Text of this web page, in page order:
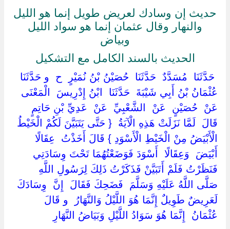
حديث إن وسادك لعريض طويل إنما هو الليل
والنهار وقال عثمان إنما هو سواد الليل
وبياض
الحديث بالسند الكامل مع التشكيل
‏ ‏حَدَّثَنَا ‏ ‏مُسَدَّدٌ ‏ ‏حَدَّثَنَا ‏ ‏حُصَيْنُ بْنُ نُمَيْرٍ ‏ ‏ح ‏ ‏و حَدَّثَنَا ‏
‏عُثْمَانُ بْنُ أَبِي شَيْبَةَ ‏ ‏حَدَّثَنَا ‏ ‏ابْنُ إِدْرِيسَ ‏ ‏الْمَعْنَى ‏
‏عَنْ ‏ ‏حُصَيْنٍ ‏ ‏عَنْ ‏ ‏الشَّعْبِيِّ ‏ ‏عَنْ ‏ ‏عَدِيِّ بْنِ حَاتِمٍ ‏
‏قَالَ ‏ ‏لَمَّا نَزَلَتْ هَذِهِ الْآيَةُ ‏ { ‏حَتَّى يَتَبَيَّنَ لَكُمْ الْخَيْطُ
الْأَبْيَضُ مِنْ الْخَيْطِ الْأَسْوَدِ ‏} ‏قَالَ أَخَذْتُ ‏ ‏عِقَالًا ‏
‏أَبْيَضَ ‏ ‏وَعِقَالًا ‏ ‏أَسْوَدَ فَوَضَعْتُهُمَا تَحْتَ وِسَادَتِي
فَنَظَرْتُ فَلَمْ أَتَبَيَّنْ فَذَكَرْتُ ذَلِكَ لِرَسُولِ اللَّهِ ‏
‏صَلَّى اللَّهُ عَلَيْهِ وَسَلَّمَ ‏ ‏فَضَحِكَ فَقَالَ ‏ ‏إِنَّ ‏ ‏وِسَادَكَ ‏
‏لَعَرِيضٌ طَوِيلٌ إِنَّمَا هُوَ اللَّيْلُ وَالنَّهَارُ ‏ ‏و قَالَ ‏
‏عُثْمَانُ ‏ ‏إِنَّمَا هُوَ سَوَادُ اللَّيْلِ وَبَيَاضُ النَّهَارِ ‏